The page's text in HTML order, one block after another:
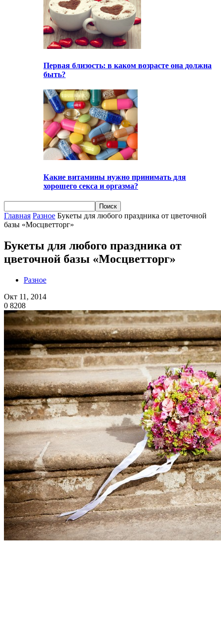
Первая близость: в каком возрасте она должна
быть?
Какие витамины нужно принимать для
хорошего секса и оргазма?
Главная Разное Букеты для любого праздника от цветочной
базы «Мосцветторг»
Букеты для любого праздника от
цветочной базы «Мосцветторг»
Разное
Окт 11, 2014
0 8208